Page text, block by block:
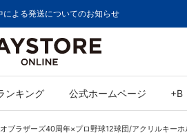
による発送についてのお知らせ
ンキング 公式ホームページ +B
ブラザーズ40周年×プロ野球12球団/アクリルキーホ